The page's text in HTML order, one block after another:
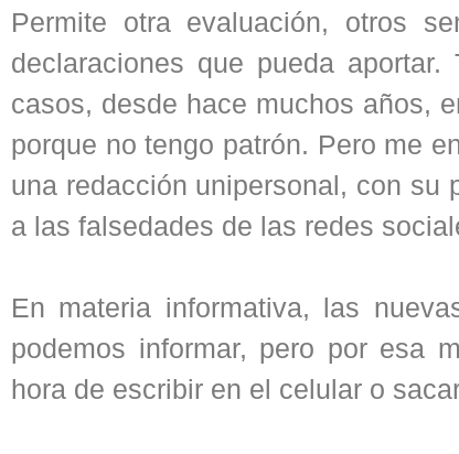
Permite otra evaluación, otros
declaraciones que pueda
casos, desde hace muchos años,
porque no tengo patrón. Pero me
una redacción unipersonal, con su
a las falsedades de las redes
En materia informativa, las
podemos informar, pero por esa
hora de escribir en el celular o